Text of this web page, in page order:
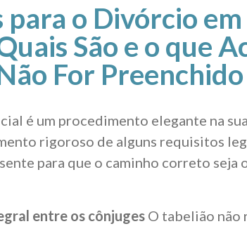
para o Divórcio
São e o que
For Preenchido
é um procedimento elegante na
rigoroso de alguns requisitos
para que o caminho correto seja
entre os cônjuges O tabelião não